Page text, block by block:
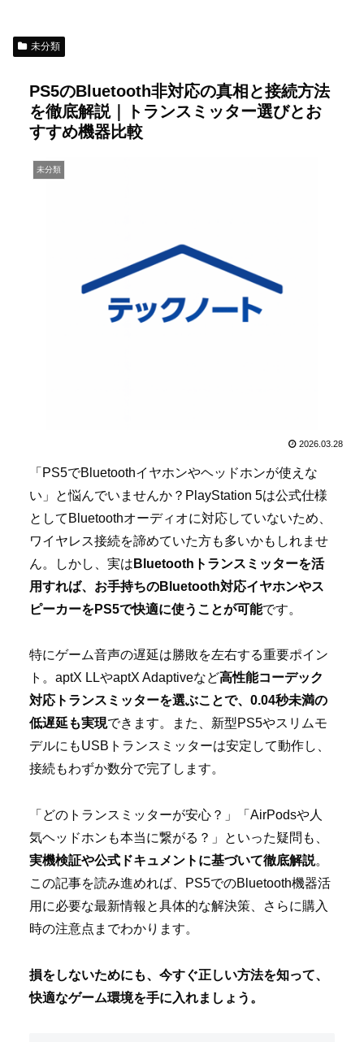
未分類
PS5のBluetooth非対応の真相と接続方法
を徹底解説｜トランスミッター選びとお
すすめ機器比較
未分類
2026.03.28
「PS5でBluetoothイヤホンやヘッドホンが使えな
い」と悩んでいませんか？PlayStation 5は公式仕様
としてBluetoothオーディオに対応していないため、
ワイヤレス接続を諦めていた方も多いかもしれませ
ん。しかし、実は Bluetoothトランスミッターを活
用すれば、お手持ちのBluetooth対応イヤホンやス
ピーカーをPS5で快適に使うことが可能です。
特にゲーム音声の遅延は勝敗を左右する重要ポイン
ト。aptX LLやaptX Adaptiveなど高性能コーデック
対応トランスミッターを選ぶことで、0.04秒未満の
低遅延も実現できます。また、新型PS5やスリムモ
デルにもUSBトランスミッターは安定して動作し、
接続もわずか数分で完了します。
「どのトランスミッターが安心？」「AirPodsや人
気ヘッドホンも本当に繋がる？」といった疑問も、
実機検証や公式ドキュメントに基づいて徹底解説。
この記事を読み進めれば、PS5でのBluetooth機器活
用に必要な最新情報と具体的な解決策、さらに購入
時の注意点までわかります。
損をしないためにも、今すぐ正しい方法を知って、
快適なゲーム環境を手に入れましょう。